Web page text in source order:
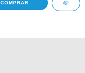
COMPRAR